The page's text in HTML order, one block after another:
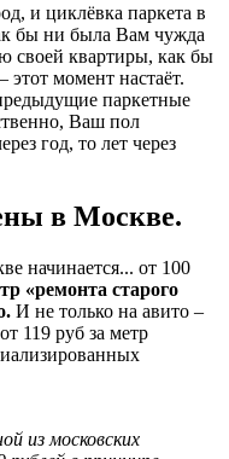
и циклёвка паркета в
бы ни была Вам чужда
своей квартиры, как бы
момент настаёт.
паркетные
Ваш пол
год, то лет через
в Москве.
начинается... от 100
«ремонта старого
И не только на авито –
119 руб за метр
из московских